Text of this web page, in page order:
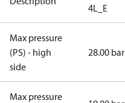
4L_E
Max pressure
(PS) - high
side
28.00 bar
Max pressure